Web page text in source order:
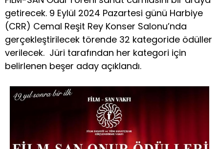
getirecek. 9 Eylül 2024 Pazartesi günü Harbiye
(CRR) Cemal Reşit Rey Konser Salonu’nda
gerçekleştirilecek törende 32 kategoride ödüller
verilecek. Jüri tarafından her kategori için
belirlenen beşer aday açıklandı.